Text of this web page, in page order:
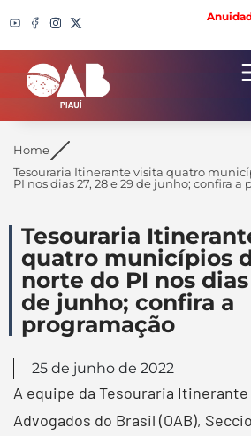
Search
Home
Tesouraria Itinerante visita quatro
PI nos dias 27, 28 e 29 de junho; confira a
Tesouraria
quatro municípios
norte do PI nos
de junho; confira a
programação
25 de junho de 2022
A equipe da Tesouraria Itinerante
Advogados do Brasil (OAB),